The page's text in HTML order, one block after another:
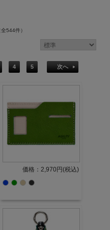
全544件）
4 5 次へ
価格：2,970円(税込)